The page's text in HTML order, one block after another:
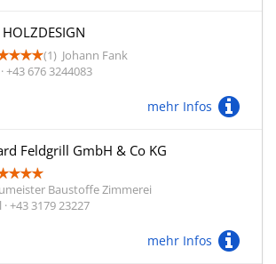
HOLZDESIGN
(1) Johann Fank
+43 676 3244083
mehr Infos
Feldgrill GmbH & Co KG
Baustoffe Zimmerei
· +43 3179 23227
mehr Infos